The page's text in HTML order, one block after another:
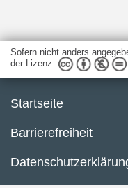
Sofern nicht anders
der Lizenz
Startseite
Barrierefreiheit